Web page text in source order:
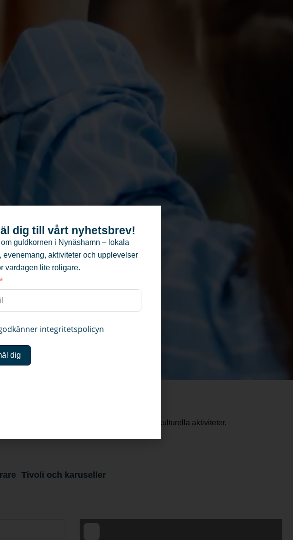
hitta rätt för olika typer av arrangemang och kulturella aktiviteter.
Tivoli och karuseller
dig till vårt nyhetsbrev!
om guldkornen i Nynäshamn – lokala
evenemang, aktiviteter och upplevelser
vardagen lite roligare.
integritetspolicyn
dig